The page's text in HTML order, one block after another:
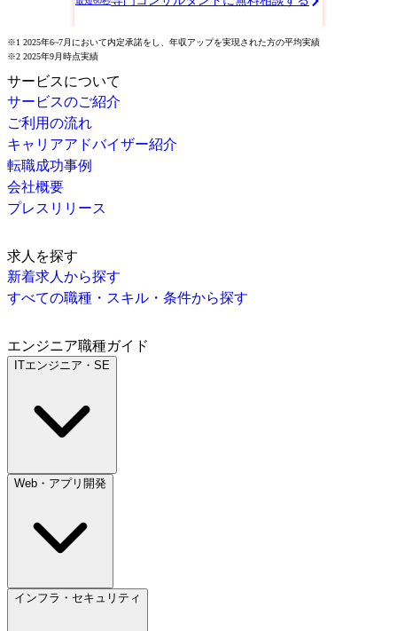
※1 2025年6~7月において内定承諾をし、年収アップを実現された方の平均実績
※2 2025年9月時点実績
サービスについて
サービスのご紹介
ご利用の流れ
キャリアアドバイザー紹介
転職成功事例
会社概要
プレスリリース
求人を探す
新着求人から探す
すべての職種・スキル・条件から探す
エンジニア職種ガイド
ITエンジニア・SE
Web・アプリ開発
インフラ・セキュリティ